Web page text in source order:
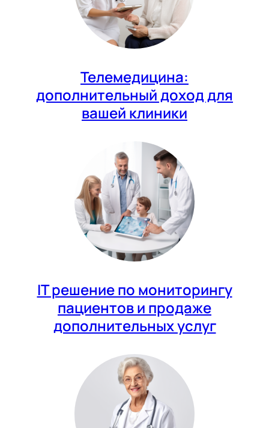
Телемедицина:
дополнительный доход для
вашей клиники
IT решение по мониторингу
пациентов и продаже
дополнительных услуг